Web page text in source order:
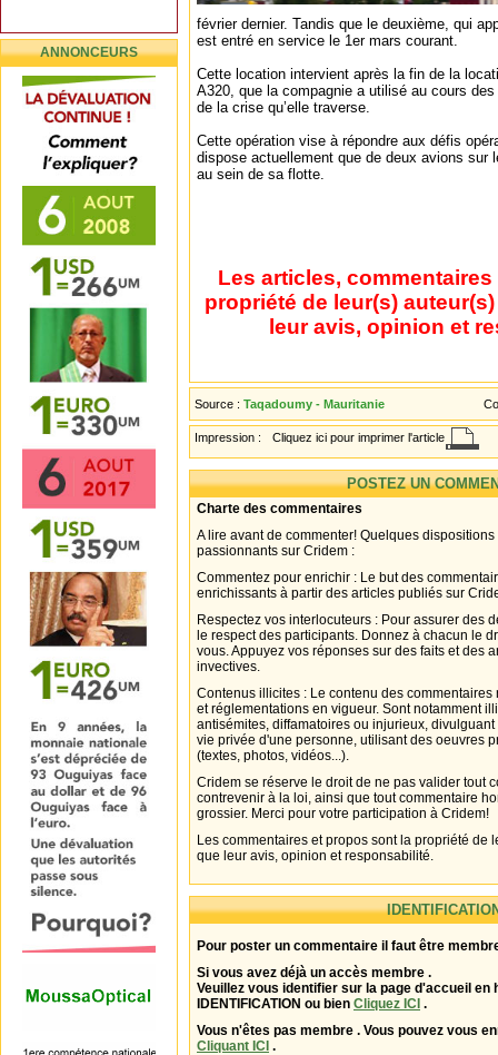
ANNONCEURS
février dernier. Tandis que le deuxième, qui
est entré en service le 1er mars courant.
Cette location intervient après la fin de la
A320, que la compagnie a utilisé au cours
de la crise qu’elle traverse.
Cette opération vise à répondre aux défis
dispose actuellement que de deux avions sur
au sein de sa flotte.
Les articles,
propriété de leur(s)
leur avis, opinion et
Source : Taqadoumy - Mauritanie
Impression : Cliquez ici pour imprimer l'article
POSTEZ UN
Charte des commentaires
A lire avant de commenter! Quelques
passionnants sur Cridem :
Commentez pour enrichir : Le but des
enrichissants à partir des articles publiés sur
Respectez vos interlocuteurs : Pour assurer des
le respect des participants. Donnez à chacun le
vous. Appuyez vos réponses sur des faits et des
invectives.
Contenus illicites : Le contenu des
et réglementations en vigueur. Sont notamment
antisémites, diffamatoires ou injurieux,
vie privée d'une personne, utilisant des oeuvres
(textes, photos, vidéos...).
Cridem se réserve le droit de ne pas valider tout
contrevenir à la loi, ainsi que tout commentaire
grossier. Merci pour votre participation à Cridem!
Les commentaires et propos sont la propriété de
que leur avis, opinion et responsabilité.
Pour poster un commentaire il faut être
Si vous avez déjà un accès membre .
Veuillez vous identifier sur la page d'accueil en
IDENTIFICATION ou bien Cliquez ICI .
Vous n'êtes pas membre . Vous pouvez vous
Cliquant ICI .